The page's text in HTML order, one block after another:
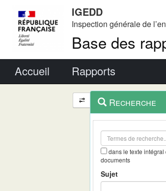
IGEDD
Inspection générale de
Base des
Accueil Rapports
Navigation
et
outils
contextuel
Recherche
dans le texte intégral
documents
Sujet